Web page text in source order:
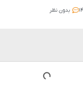
بدون نظر